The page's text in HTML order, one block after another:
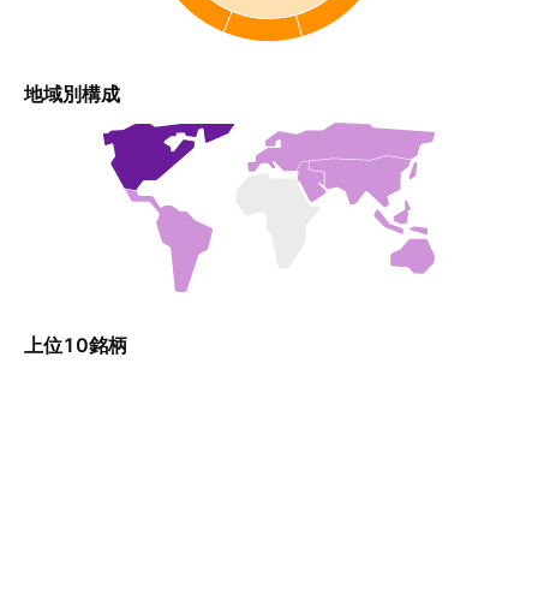
地域別構成
上位10銘柄